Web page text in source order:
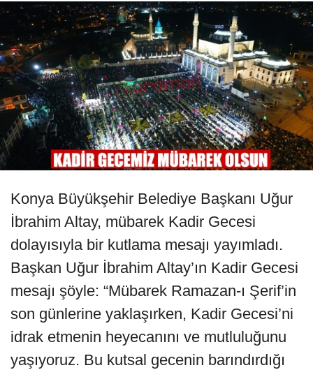
Konya Büyükşehir Belediye Başkanı Uğur
İbrahim Altay, mübarek Kadir Gecesi
dolayısıyla bir kutlama mesajı yayımladı.
Başkan Uğur İbrahim Altay’ın Kadir Gecesi
mesajı şöyle: “Mübarek Ramazan-ı Şerif’in
son günlerine yaklaşırken, Kadir Gecesi’ni
idrak etmenin heyecanını ve mutluluğunu
yaşıyoruz. Bu kutsal gecenin barındırdığı